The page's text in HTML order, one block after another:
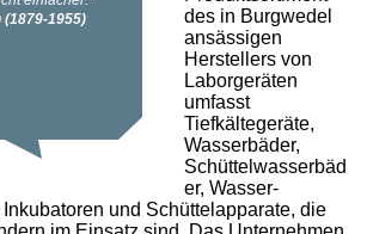
des in Burgwedel
ansässigen
Herstellers von
Laborgeräten
umfasst
Tiefkältegeräte,
Wasserbäder,
Schüttelwasserbäd
er, Wasser-
und Schüttelapparate, die